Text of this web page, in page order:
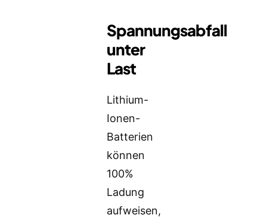
Spannungsabfall
unter
Last
Lithium-
Ionen-
Batterien
können
100%
Ladung
aufweisen,